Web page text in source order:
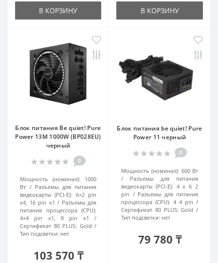
В КОРЗИНУ В КОРЗИНУ
Блок питания Be quiet! Pure
Power 13M 1000W (BP028EU)
черный
0
Мощность (номинал):
1000
Вт
Разъемы для питания
видеокарты (PCI-E): 6+2 pin
x4, 16 pin x1
Разъемы для
питания процессора (CPU):
4+4 pin x1, 8 pin x1
Сертификат 80 PLUS: Gold
Тип подсветки: нет
103 570 ₸
Блок питания be quiet! Pure
Power 11 черный
0
Мощность (номинал): 600 Вт
Разъемы для питания
видеокарты (PCI-E): 4 x 6 2
pin
Разъемы для питания
процессора (CPU): 4 4 pin
Сертификат 80 PLUS: Gold
Тип подсветки: нет
79 780 ₸